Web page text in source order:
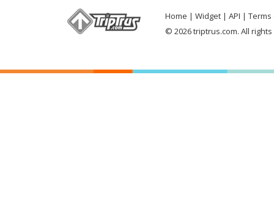
Home Widget API
Terms
© 2026 triptrus.com. All